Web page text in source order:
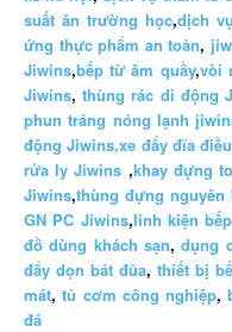
suất ăn trường học,dịch
ứng thực phẩm an toàn,
Jiwins,bếp từ âm quầy,vòi
Jiwins,thùng rác di động
phun tráng nóng lạnh
động Jiwins,xe đẩy đĩa
rửa ly Jiwins ,khay đựng
Jiwins,thùng đựng nguyên
GN PC Jiwins,linh kiện
đồ dùng khách sạn,dụng
đẩy dọn bát đũa, thiết bị
mát,tủ cơm công nghiệp,
đá